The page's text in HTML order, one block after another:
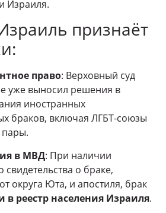
Израиля.
признаёт
право: Верховный суд
уже выносил решения в
иностранных
браков, включая ЛГБТ-союзы
в МВД: При наличии
о браке,
округа Юта, и апостиля, брак
в реестр населения Израиля.